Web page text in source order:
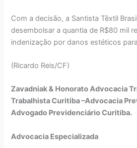
Com a decisão, a Santista Têxtil
desembolsar a quantia de R$80 mil
indenização por danos estéticos
(Ricardo Reis/CF)
Zavadniak & Honorato Advocacia
Trabalhista Curitiba –Advocacia
Advogado Previdenciário Curitiba.
Advocacia Especializada